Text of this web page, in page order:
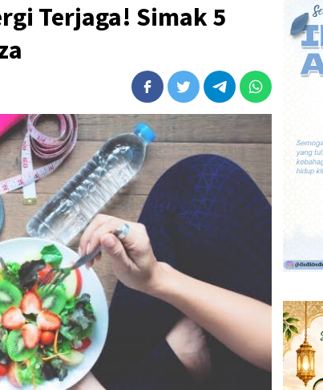
Terjaga! Simak 5